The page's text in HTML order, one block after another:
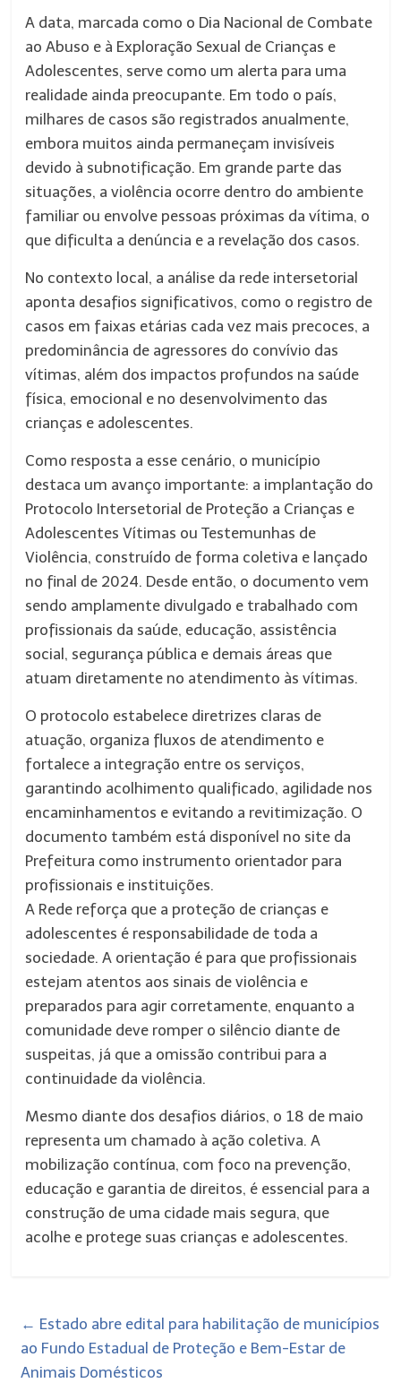
A data, marcada como o Dia Nacional de Combate
ao Abuso e à Exploração Sexual de Crianças e
Adolescentes, serve como um alerta para uma
realidade ainda preocupante. Em todo o país,
milhares de casos são registrados anualmente,
embora muitos ainda permaneçam invisíveis
devido à subnotificação. Em grande parte das
situações, a violência ocorre dentro do ambiente
familiar ou envolve pessoas próximas da vítima, o
que dificulta a denúncia e a revelação dos casos.
No contexto local, a análise da rede intersetorial
aponta desafios significativos, como o registro de
casos em faixas etárias cada vez mais precoces, a
predominância de agressores do convívio das
vítimas, além dos impactos profundos na saúde
física, emocional e no desenvolvimento das
crianças e adolescentes.
Como resposta a esse cenário, o município
destaca um avanço importante: a implantação do
Protocolo Intersetorial de Proteção a Crianças e
Adolescentes Vítimas ou Testemunhas de
Violência, construído de forma coletiva e lançado
no final de 2024. Desde então, o documento vem
sendo amplamente divulgado e trabalhado com
profissionais da saúde, educação, assistência
social, segurança pública e demais áreas que
atuam diretamente no atendimento às vítimas.
O protocolo estabelece diretrizes claras de
atuação, organiza fluxos de atendimento e
fortalece a integração entre os serviços,
garantindo acolhimento qualificado, agilidade nos
encaminhamentos e evitando a revitimização. O
documento também está disponível no site da
Prefeitura como instrumento orientador para
profissionais e instituições.
A Rede reforça que a proteção de crianças e
adolescentes é responsabilidade de toda a
sociedade. A orientação é para que profissionais
estejam atentos aos sinais de violência e
preparados para agir corretamente, enquanto a
comunidade deve romper o silêncio diante de
suspeitas, já que a omissão contribui para a
continuidade da violência.
Mesmo diante dos desafios diários, o 18 de maio
representa um chamado à ação coletiva. A
mobilização contínua, com foco na prevenção,
educação e garantia de direitos, é essencial para a
construção de uma cidade mais segura, que
acolhe e protege suas crianças e adolescentes.
← Estado abre edital para habilitação de municípios
ao Fundo Estadual de Proteção e Bem-Estar de
Animais Domésticos